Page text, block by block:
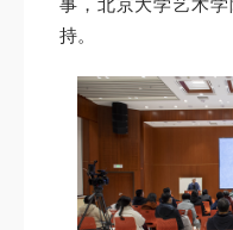
事，北京大学艺术
持。